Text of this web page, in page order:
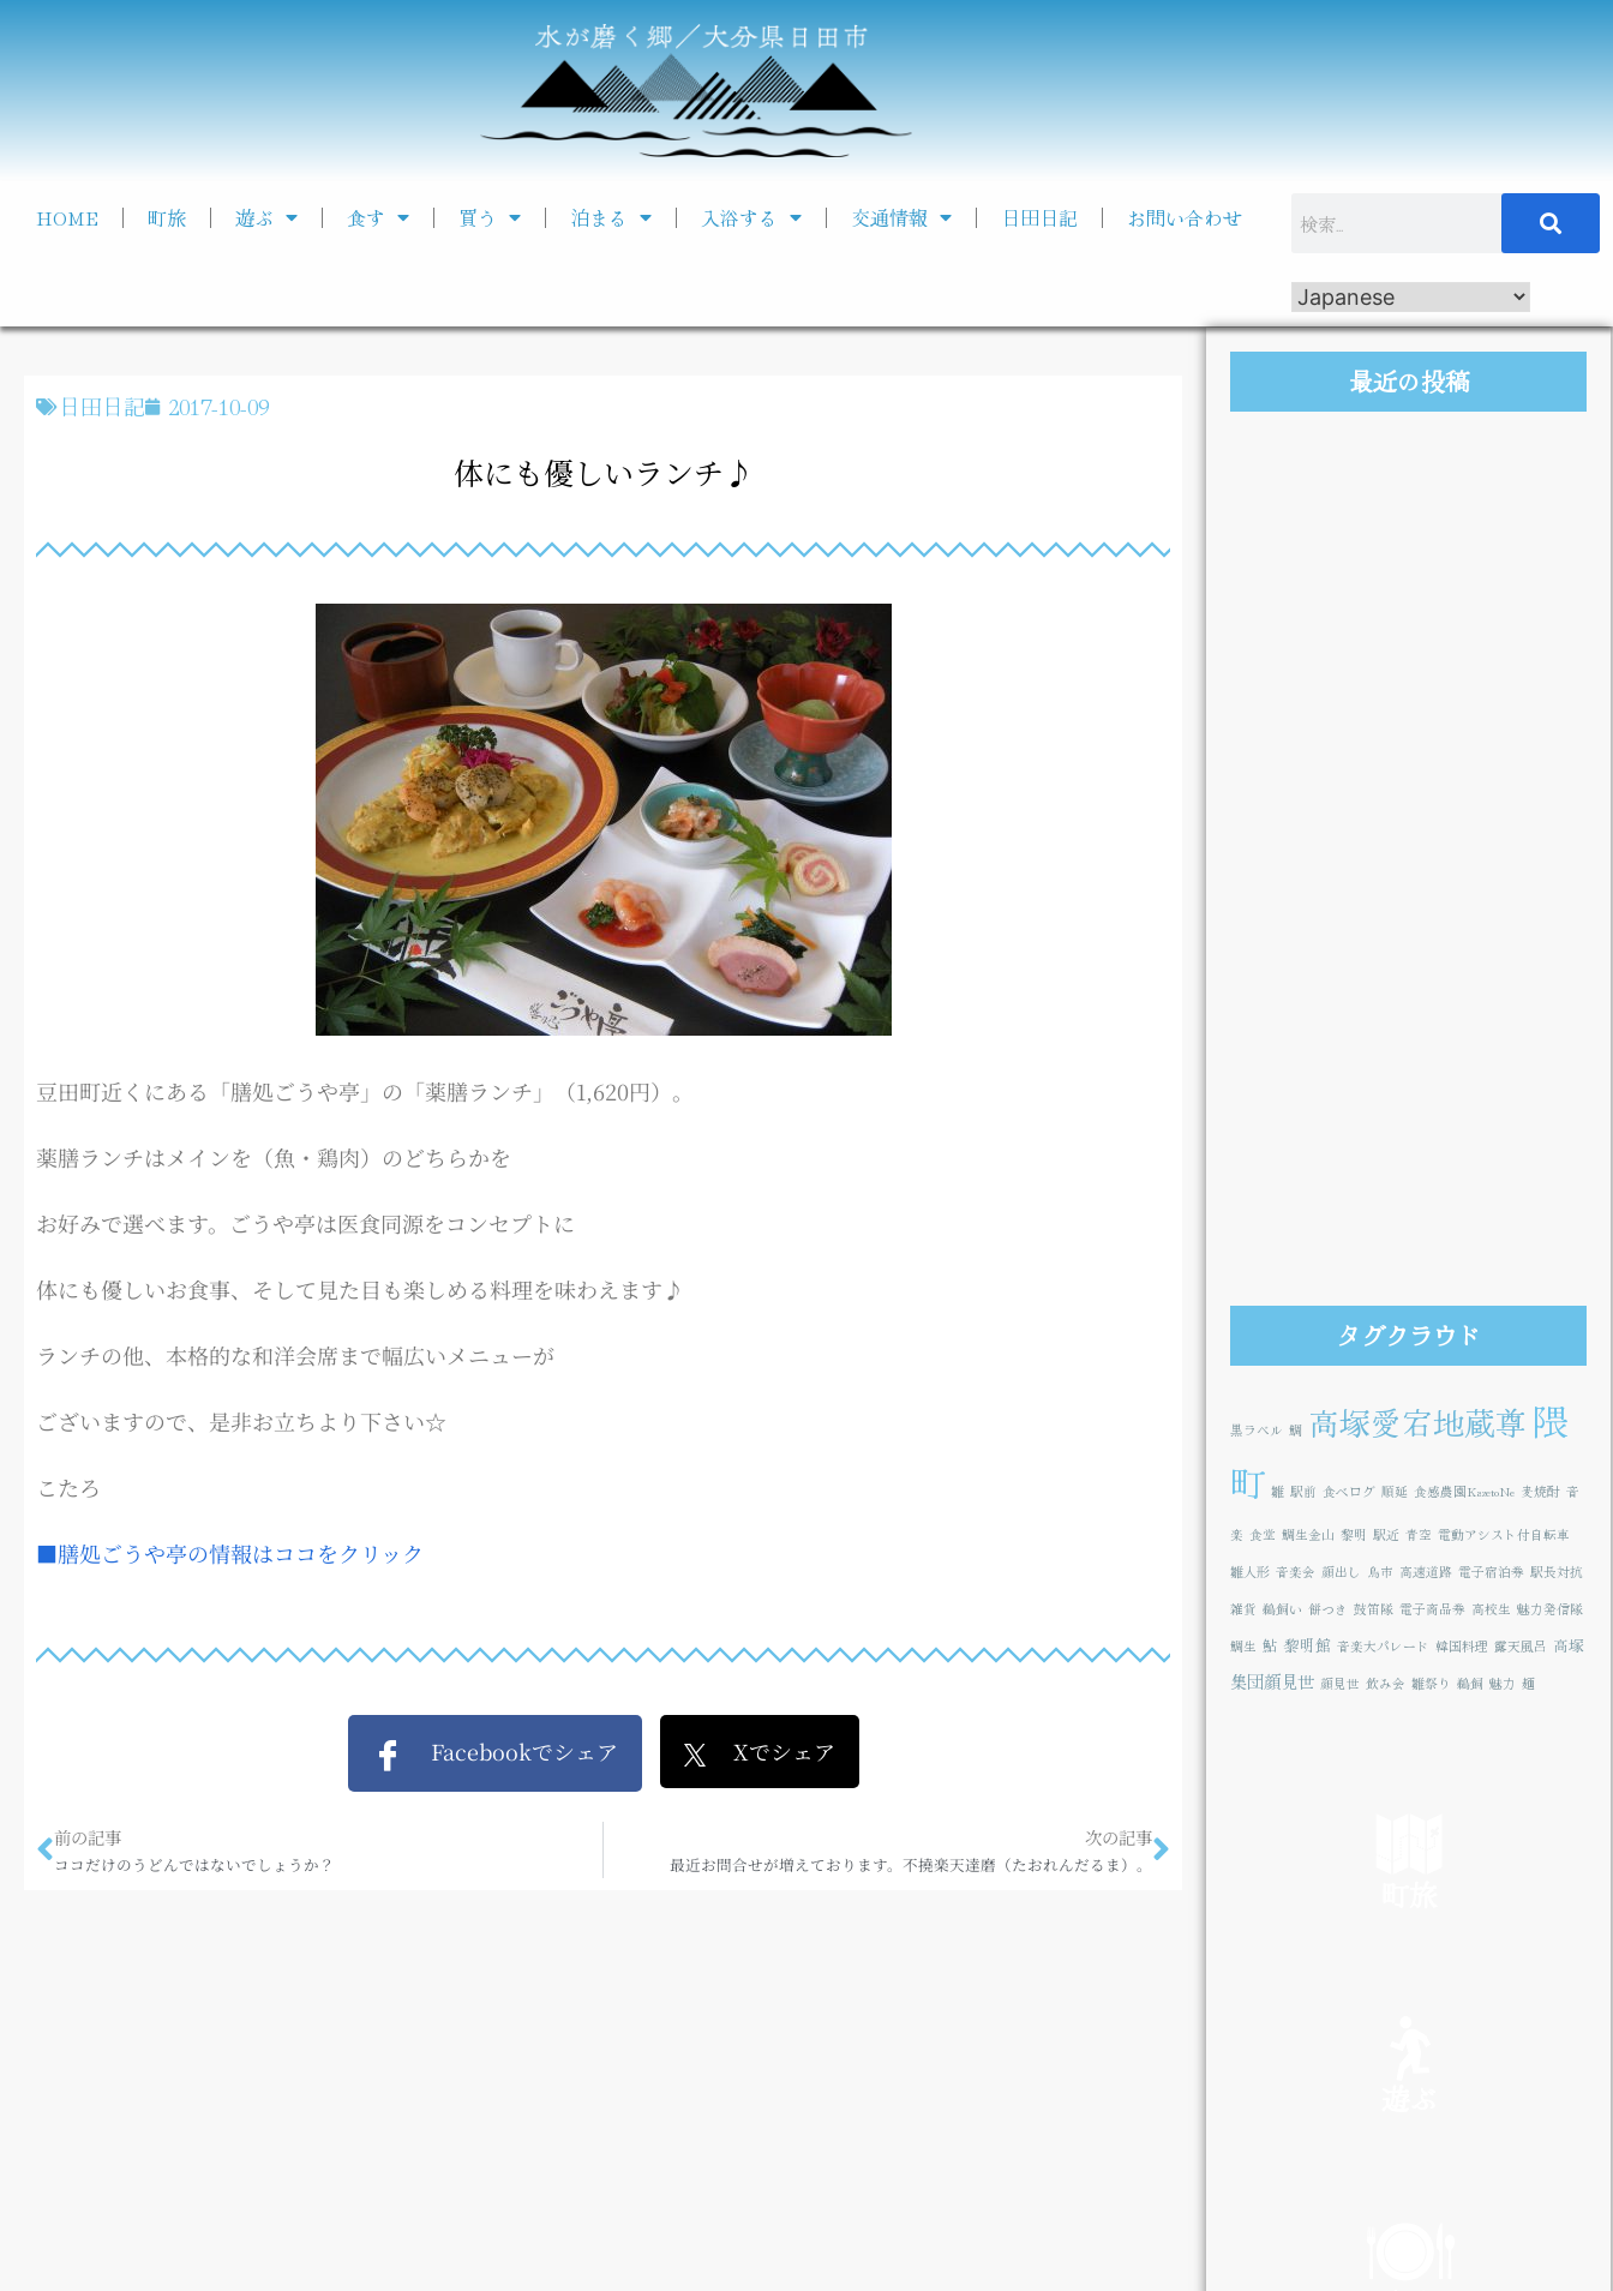
HOME 町旅 遊ぶ 食す 買う 泊まる 入浴する 交通情報 日田日記 お問い合わせ
日田日記 2017-10-09
体にも優しいランチ♪
豆田町近くにある「膳処ごうや亭」の「薬膳ランチ」（1,620円）。
薬膳ランチはメインを（魚・鶏肉）のどちらかを
お好みで選べます。ごうや亭は医食同源をコンセプトに
体にも優しいお食事、そして見た目も楽しめる料理を味わえます♪
ランチの他、本格的な和洋会席まで幅広いメニューが
ございますので、是非お立ちより下さい☆
こたろ
■膳処ごうや亭の情報はココをクリック
Facebookでシェア Xでシェア
前の記事
ココだけのうどんではないでしょうか？
次の記事
最近お問合せが増えております。不撓楽天達磨（たおれんだるま）。
最近の投稿
タグクラウド
黒ラベル 鯛 高塚愛宕地蔵尊 隈
町 雛 駅前 食べログ 順延 食感農園KazetoNe 麦焼酎 音
楽 食堂 鯛生金山 黎明 駅近 青空 電動アシスト付自転車
雛人形 音楽会 顔出し 鳥市 高速道路 電子宿泊券 駅長対抗
雑貨 鵜飼い 餅つき 鼓笛隊 電子商品券 高校生 魅力発信隊
鯛生 鮎 黎明館 音楽大パレード 韓国料理 露天風呂 高塚
集団顔見世 顔見世 飲み会 雛祭り 鵜飼 魅力 麺